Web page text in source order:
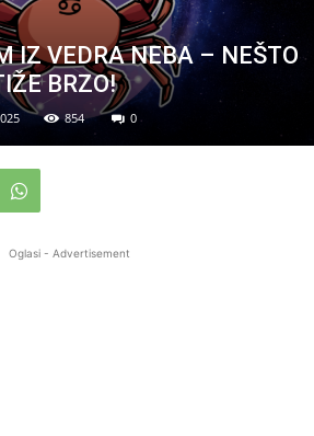
IZ VEDRA NEBA – NEŠTO
BRZO!
854 0
Oglasi - Advertisement